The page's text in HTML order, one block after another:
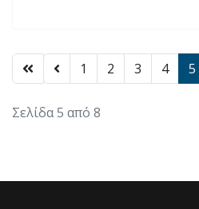
1 2 3 4 5
Σελίδα 5 από 8